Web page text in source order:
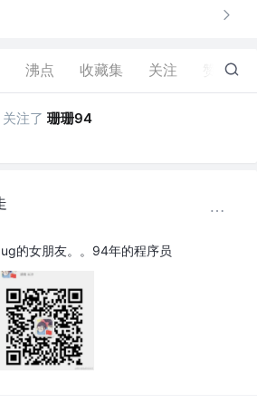
沸点 收藏集 关注 0
关注了 珊珊94
的女朋友。。94年的程序员